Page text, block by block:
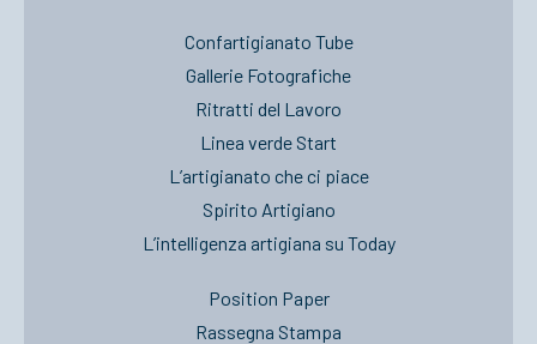
Confartigianato Tube
Gallerie Fotografiche
Ritratti del Lavoro
Linea verde Start
L’artigianato che ci piace
Spirito Artigiano
L’intelligenza artigiana su Today
Position Paper
Rassegna Stampa